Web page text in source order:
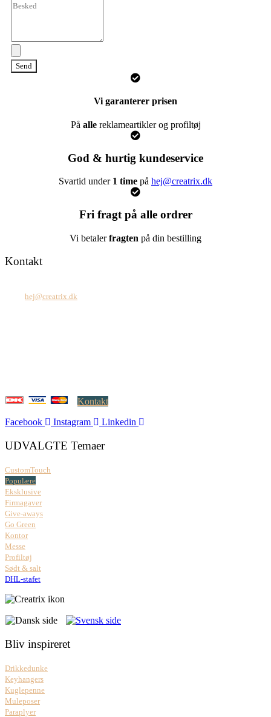
Send
Vi garanterer prisen
På allereklameartikler og profiltøj
God & hurtig kundeservice
Svartid under 1 time på hej@creatrix.dk
Fri fragt på alle ordrer
Vi betalerfragten på din bestilling
Kontakt
hej@creatrix.dk
Kontakt
Facebook
Instagram Linkedin
UDVALGTE Temaer
CustomTouch
Populære
Eksklusive
Firmagaver
Give-aways
Go Green
Kontor
Messe
Profiltøj
Sødt & salt
DHL-stafet
Bliv inspireret
Drikkedunke
Keyhangers
Kuglepenne
Muleposer
Paraplyer